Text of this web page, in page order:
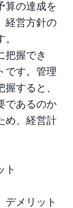
算の達成を
経営方針の
把握でき
です。管理
すると、
であるのか
め、経営計
ト
デメリット